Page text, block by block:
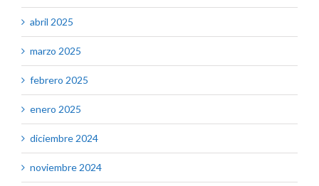
abril 2025
marzo 2025
febrero 2025
enero 2025
diciembre 2024
noviembre 2024